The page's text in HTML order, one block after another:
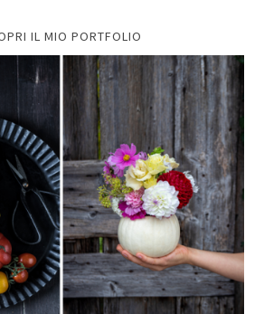
IL MIO PORTFOLIO